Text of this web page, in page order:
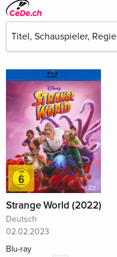
Qui Nguyen als
Alle
Strange World (2022)
Deutsch
02.02.2023
Blu-ray